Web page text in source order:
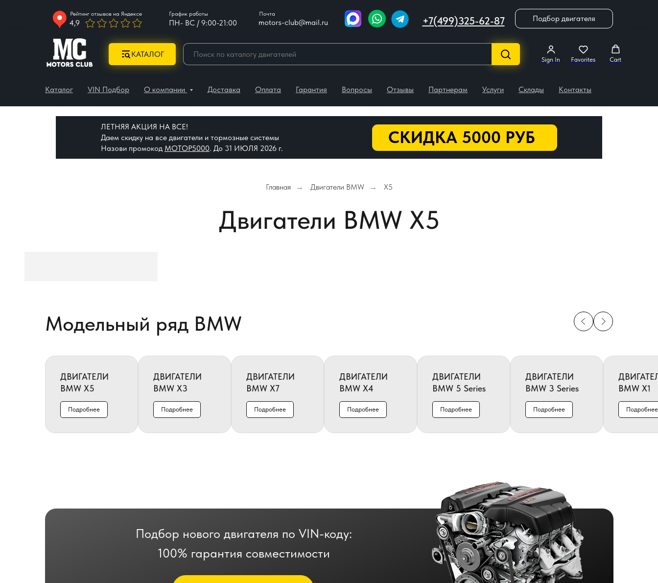
+7(499)325-62-87
ПН- ВС / 9:00-21:00
Почта
Рейтинг отзывов на Яндексе График работы
motors-club@mail.ru
4,9 Подбор двигателя
КАТАЛОГ
Sign In Favorites Cart
Каталог VIN Подбор О компании Доставка Оплата Гарантия Вопросы Отзывы Партнерам Услуги Склады Контакты
СКИДКА 5000 РУБ
ЛЕТНЯЯ АКЦИЯ НА ВСЕ!
Даем скидку на все двигатели и тормозные системы
Назови промокод МОТОР5000. До 31 ИЮЛЯ 2026 г.
Главная → Двигатели BMW → X5
Двигатели BMW X5
Модельный ряд BMW
ДВИГАТЕЛИ
BMW X5
Подробнее
ДВИГАТЕЛИ
BMW X3
Подробнее
ДВИГАТЕЛИ
BMW X7
Подробнее
ДВИГАТЕЛИ
BMW X4
Подробнее
ДВИГАТЕЛИ
BMW 5 Series
Подробнее
ДВИГАТЕЛИ
BMW 3 Series
Подробнее
BMW X1
Подробнее
Подбор нового двигателя по VIN-коду:
100% гарантия совместимости